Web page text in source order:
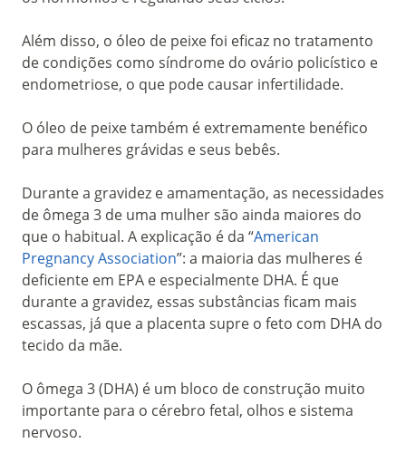
Além disso, o óleo de peixe foi eficaz no tratamento
de condições como síndrome do ovário policístico e
endometriose, o que pode causar infertilidade.
O óleo de peixe também é extremamente benéfico
para mulheres grávidas e seus bebês.
Durante a gravidez e amamentação, as necessidades
de ômega 3 de uma mulher são ainda maiores do
que o habitual. A explicação é da “American
Pregnancy Association”: a maioria das mulheres é
deficiente em EPA e especialmente DHA. É que
durante a gravidez, essas substâncias ficam mais
escassas, já que a placenta supre o feto com DHA do
tecido da mãe.
O ômega 3 (DHA) é um bloco de construção muito
importante para o cérebro fetal, olhos e sistema
nervoso.